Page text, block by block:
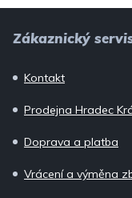
Zákaznický
Kontakt
Prodejna Hradec
Doprava a platba
Vrácení a výměna